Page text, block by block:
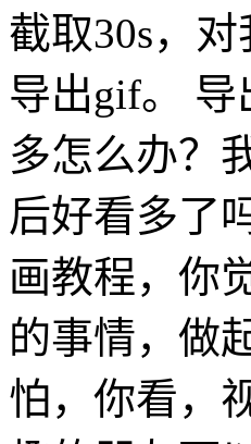
截取30s，
导出gif。
多怎么办？
后好看多了
画教程，你
的事情，做
怕，你看，